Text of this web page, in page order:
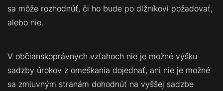
sa môže rozhodnúť, či ho bude po dlžníkovi požadovať,
alebo nie.
V občianskoprávnych vzťahoch nie je možné výšku
sadzby úrokov z omeškania dojednať, ani nie je možné
sa zmluvným stranám dohodnúť na vyššej sadzbe